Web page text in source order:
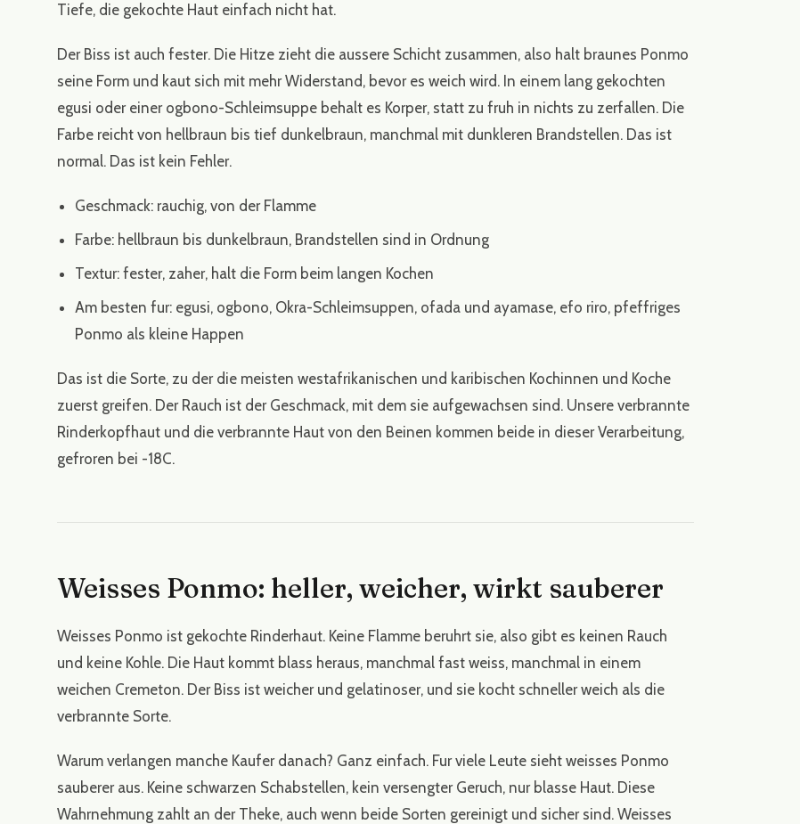
Tiefe, die gekochte Haut einfach nicht hat.
Der Biss ist auch fester. Die Hitze zieht die aussere Schicht zusammen, also halt braunes Ponmo
seine Form und kaut sich mit mehr Widerstand, bevor es weich wird. In einem lang gekochten
egusi oder einer ogbono-Schleimsuppe behalt es Korper, statt zu fruh in nichts zu zerfallen. Die
Farbe reicht von hellbraun bis tief dunkelbraun, manchmal mit dunkleren Brandstellen. Das ist
normal. Das ist kein Fehler.
Geschmack: rauchig, von der Flamme
Farbe: hellbraun bis dunkelbraun, Brandstellen sind in Ordnung
Textur: fester, zaher, halt die Form beim langen Kochen
Am besten fur: egusi, ogbono, Okra-Schleimsuppen, ofada und ayamase, efo riro, pfeffriges
Ponmo als kleine Happen
Das ist die Sorte, zu der die meisten westafrikanischen und karibischen Kochinnen und Koche
zuerst greifen. Der Rauch ist der Geschmack, mit dem sie aufgewachsen sind. Unsere verbrannte
Rinderkopfhaut und die verbrannte Haut von den Beinen kommen beide in dieser Verarbeitung,
gefroren bei -18C.
Weisses Ponmo: heller, weicher, wirkt sauberer
Weisses Ponmo ist gekochte Rinderhaut. Keine Flamme beruhrt sie, also gibt es keinen Rauch
und keine Kohle. Die Haut kommt blass heraus, manchmal fast weiss, manchmal in einem
weichen Cremeton. Der Biss ist weicher und gelatinoser, und sie kocht schneller weich als die
verbrannte Sorte.
Warum verlangen manche Kaufer danach? Ganz einfach. Fur viele Leute sieht weisses Ponmo
sauberer aus. Keine schwarzen Schabstellen, kein versengter Geruch, nur blasse Haut. Diese
Wahrnehmung zahlt an der Theke, auch wenn beide Sorten gereinigt und sicher sind. Weisses